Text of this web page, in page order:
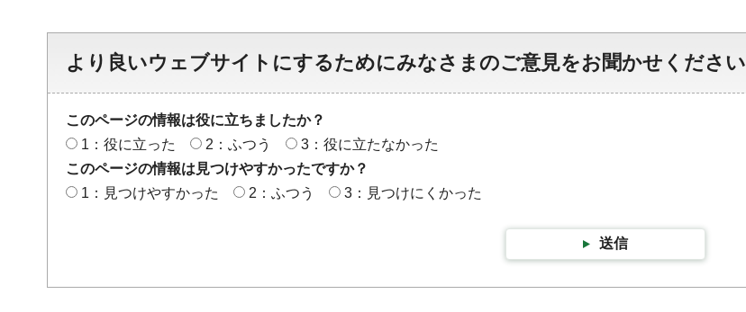
より良いウェブサイトにするためにみなさまのご意見をお聞かせください
このページの情報は役に立ちましたか？
1：役に立った
2：ふつう
3：役に立たなかった
このページの情報は見つけやすかったですか？
1：見つけやすかった
2：ふつう 3：見つけにくかった
送信